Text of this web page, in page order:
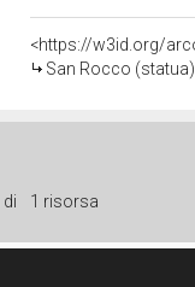
<https://w3id.org/
San Rocco
di 1 risorsa